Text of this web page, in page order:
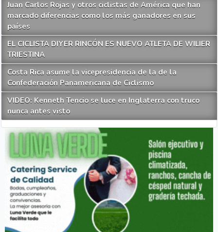
Juan Carlos Rojas y otros ciclistas de América que han
marcado diferencias como los más ganadores en sus
países
EL CICLISTA DIYER RINCÓN ES NUEVO ATLETA DE WILIER
TRIESTINA
Costa Rica asume la vicepresidencia de la de la
Confederación Panamericana de Ciclismo
VIDEO: Kenneth Tencio se luce en Inglaterra con truco
nunca antes visto